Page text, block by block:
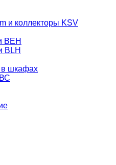
и коллекторы KSV
BEH
BLH
в шкафах